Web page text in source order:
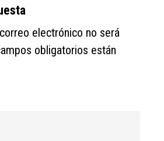
electrónico no será
obligatorios están